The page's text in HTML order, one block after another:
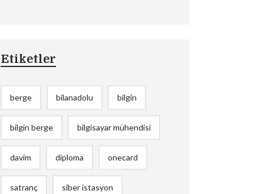
Etiketler
berge bilanadolu bilgin
bilgin berge bilgisayar mühendisi
davim diploma onecard
satranç siber istasyon